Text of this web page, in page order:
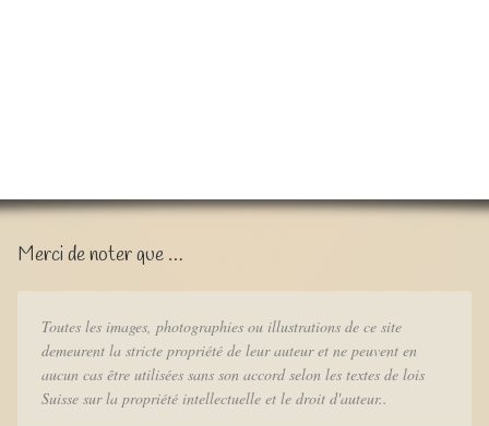
Merci de noter que …
Toutes les images, photographies ou illustrations de ce site
demeurent la stricte propriété de leur auteur et ne peuvent en
aucun cas être utilisées sans son accord selon les textes de lois
Suisse sur la propriété intellectuelle et le droit d'auteur..